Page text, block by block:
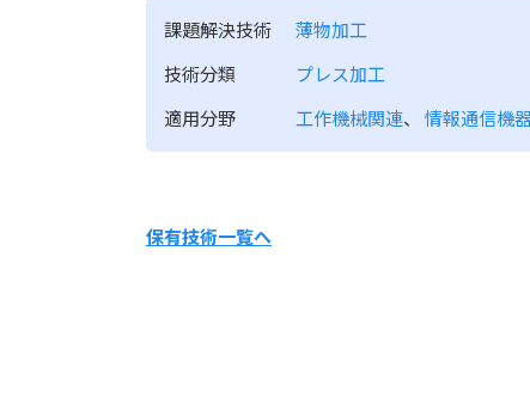
課題解決技術
薄物加工
技術分類
プレス加工
適用分野
工作機械関連、 情報通信機
保有技術一覧へ